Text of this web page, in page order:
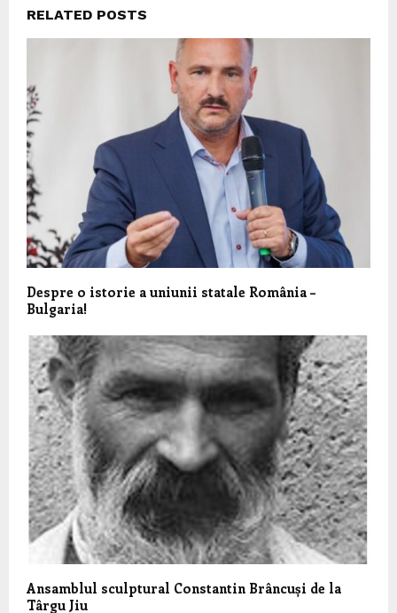
RELATED POSTS
Despre o istorie a uniunii statale România –
Bulgaria!
Ansamblul sculptural Constantin Brâncuși de la
Târgu Jiu